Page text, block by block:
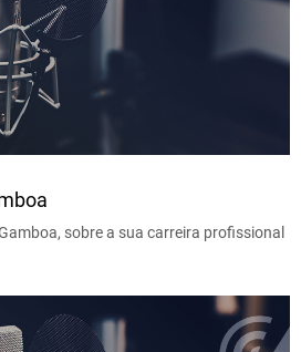
sobre a sua carreira profissional